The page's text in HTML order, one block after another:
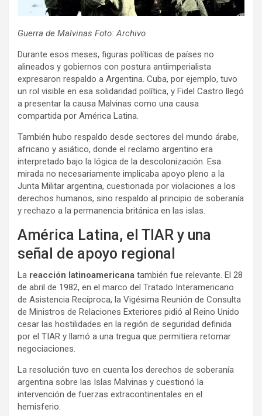
Guerra de Malvinas Foto: Archivo
Durante esos meses, figuras políticas de países no
alineados y gobiernos con postura antiimperialista
expresaron respaldo a Argentina. Cuba, por ejemplo, tuvo
un rol visible en esa solidaridad política, y Fidel Castro llegó
a presentar la causa Malvinas como una causa
compartida por América Latina.
También hubo respaldo desde sectores del mundo árabe,
africano y asiático, donde el reclamo argentino era
interpretado bajo la lógica de la descolonización. Esa
mirada no necesariamente implicaba apoyo pleno a la
Junta Militar argentina, cuestionada por violaciones a los
derechos humanos, sino respaldo al principio de soberanía
y rechazo a la permanencia británica en las islas.
América Latina, el TIAR y una
señal de apoyo regional
La reacción latinoamericana también fue relevante. El 28
de abril de 1982, en el marco del Tratado Interamericano
de Asistencia Recíproca, la Vigésima Reunión de Consulta
de Ministros de Relaciones Exteriores pidió al Reino Unido
cesar las hostilidades en la región de seguridad definida
por el TIAR y llamó a una tregua que permitiera retomar
negociaciones.
La resolución tuvo en cuenta los derechos de soberanía
argentina sobre las Islas Malvinas y cuestionó la
intervención de fuerzas extracontinentales en el
hemisferio.